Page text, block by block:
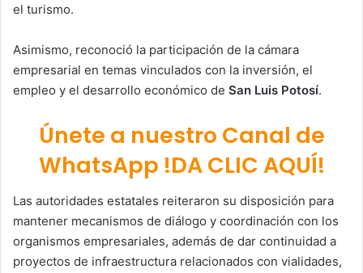
el turismo.
Asimismo, reconoció la participación de la cámara
empresarial en temas vinculados con la inversión, el
empleo y el desarrollo económico de San Luis Potosí.
Únete a nuestro Canal de
WhatsApp !DA CLIC AQUÍ!
Las autoridades estatales reiteraron su disposición para
mantener mecanismos de diálogo y coordinación con los
organismos empresariales, además de dar continuidad a
proyectos de infraestructura relacionados con vialidades,